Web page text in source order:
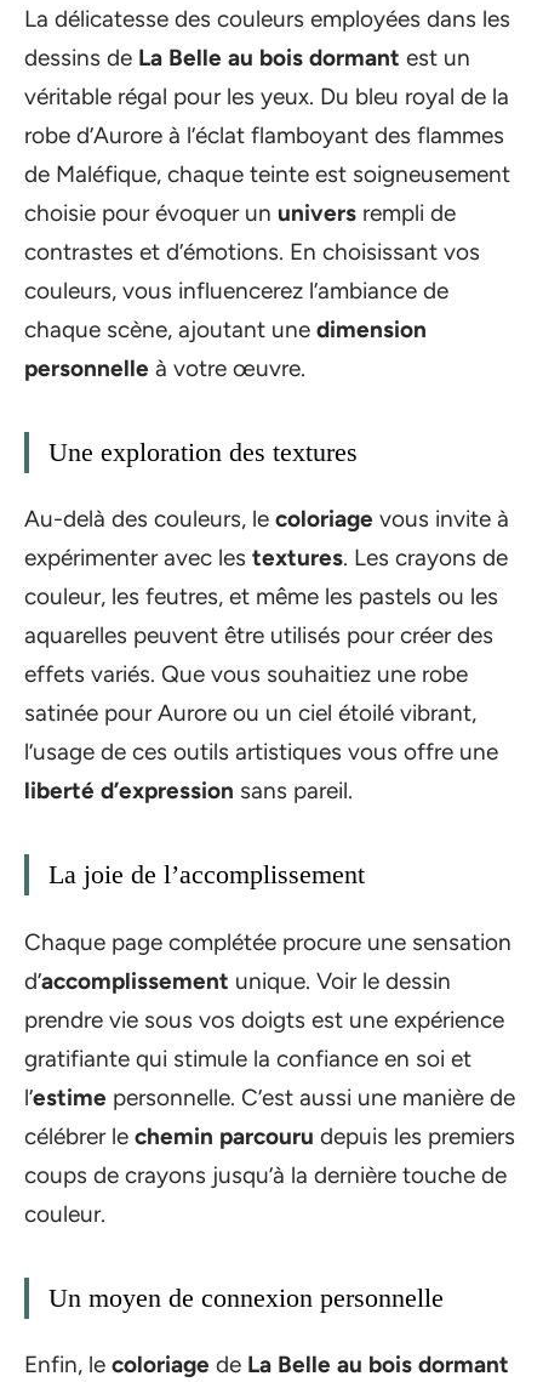
La délicatesse des couleurs employées dans les
dessins de La Belle au bois dormant est un
véritable régal pour les yeux. Du bleu royal de la
robe d’Aurore à l’éclat flamboyant des flammes
de Maléfique, chaque teinte est soigneusement
choisie pour évoquer un univers rempli de
contrastes et d’émotions. En choisissant vos
couleurs, vous influencerez l’ambiance de
chaque scène, ajoutant une dimension
personnelle à votre œuvre.
Une exploration des textures
Au-delà des couleurs, le coloriage vous invite à
expérimenter avec les textures. Les crayons de
couleur, les feutres, et même les pastels ou les
aquarelles peuvent être utilisés pour créer des
effets variés. Que vous souhaitiez une robe
satinée pour Aurore ou un ciel étoilé vibrant,
l’usage de ces outils artistiques vous offre une
liberté d’expression sans pareil.
La joie de l’accomplissement
Chaque page complétée procure une sensation
d’accomplissement unique. Voir le dessin
prendre vie sous vos doigts est une expérience
gratifiante qui stimule la confiance en soi et
l’estime personnelle. C’est aussi une manière de
célébrer le chemin parcouru depuis les premiers
coups de crayons jusqu’à la dernière touche de
couleur.
Un moyen de connexion personnelle
Enfin, le coloriage de La Belle au bois dormant